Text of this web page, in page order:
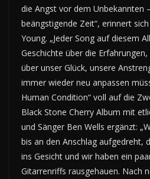
die Angst vor dem Unbekannten
beängstigende Zeit“, erinnert
Young. „Jeder Song auf diesem
Geschichte über die
über unser Glück, unsere
immer wieder neu anpassen
Human Condition“ voll auf die
Black Stone Cherry Album mit
und Sänger Ben Wells ergänzt:
bis an den Anschlag aufgedreht,
ins Gesicht und wir haben ein
Gitarrenriffs rausgehauen. Nach